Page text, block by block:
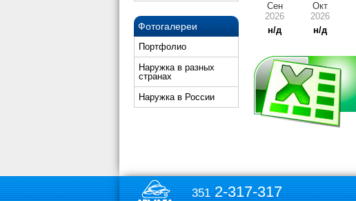
Фотогалереи
Портфолио
Наружка в разных
странах
Наружка в России
Сен
2026
н/д
Окт
2026
н/д
3512-317-317